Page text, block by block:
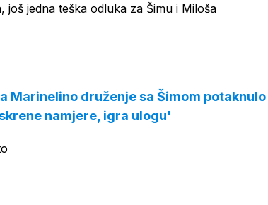
još jedna teška odluka za Šimu i Miloša
Marinelino druženje sa Šimom potaknulo
namjere, igra ulogu'